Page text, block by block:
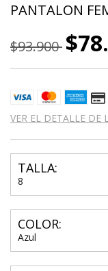
PANTALON
$93.900
VER EL DETALLE DE
TALLA:
8
COLOR:
Azul